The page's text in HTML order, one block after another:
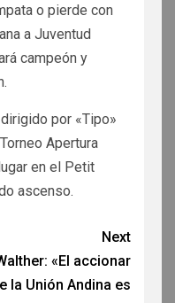
o pierde con
a Juventud
campeón y
por «Tipo»
Apertura
en el Petit
ascenso.
Next
«El accionar
la Unión Andina es